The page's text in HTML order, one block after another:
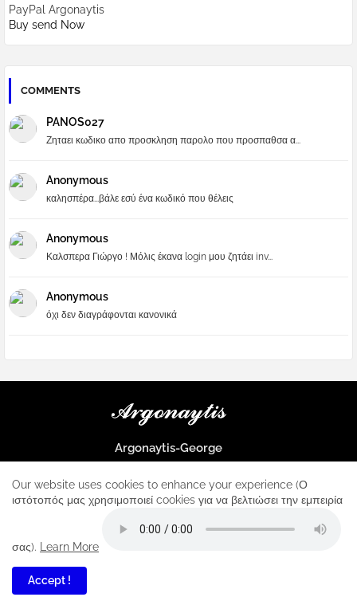
PayPal Argonaytis
Buy send Now
COMMENTS
PANOS027
Ζηταει κωδικο απο προσκληση παρολο που προσπαθσα α...
Anonymous
καλησπέρα...βάλε εσύ ένα κωδικό που θέλεις
Anonymous
Καλσπερα Γιώργο ! Μόλις έκανα login μου ζητάει inv...
Anonymous
όχι δεν διαγράφονται κανονικά
Argonaytis-George
μοναδικός σταθμός για κάθε iphone
All Right Reserved Copyright ...
Home
Our website uses cookies to enhance your experience (Ο
ιστότοπός μας χρησιμοποιεί cookies για να βελτιώσει την εμπειρία
σας). Learn More
Accept !